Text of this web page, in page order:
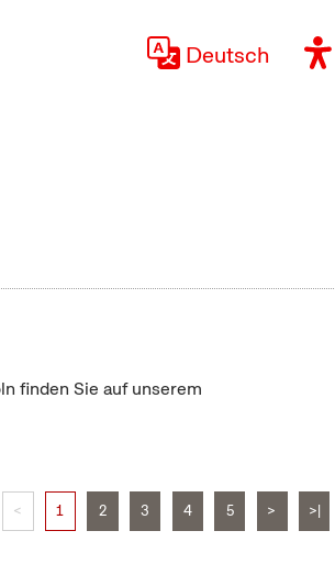
Deutsch
finden Sie auf unserem
< 1 2 3 4 5 > >|